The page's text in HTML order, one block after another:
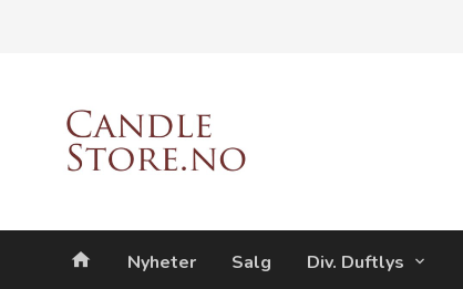
Produkter
Nyheter Salg Div. Duftlys